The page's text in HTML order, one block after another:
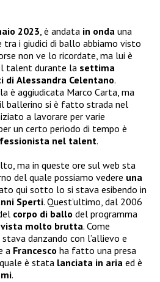
2023, è andata in onda una
tra i giudici di ballo abbiamo visto
non ve lo ricordate, ma lui è
talent durante la settima
diAlessandra Celentano.
è aggiudicata Marco Carta, ma
il ballerino si è fatto strada nel
a lavorare per varie
un certo periodo di tempo è
nel talent.
ma in queste ore sul web sta
del quale possiamo vedere una
qui sotto lo si stava esibendo in
Sperti. Quest’ultimo, dal 2006
corpo di ballo del programma
vista molto brutta. Come
stava danzando con l’allievo e
a Francesco ha fatto una presa
è stata lanciata in aria ed è
.